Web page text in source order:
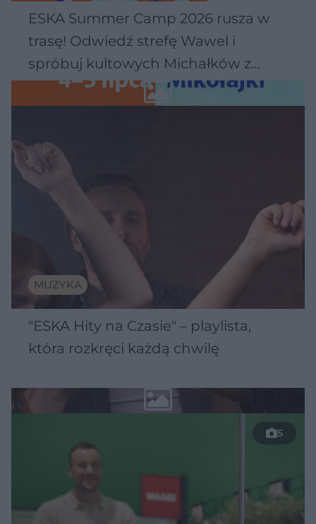
ESKA Summer Camp 2026 rusza w
trasę! Odwiedź strefę Wawel i
spróbuj kultowych Michałków z
Wawelu
MUZYKA
"ESKA Hity na Czasie" – playlista,
która rozkręci każdą chwilę
5